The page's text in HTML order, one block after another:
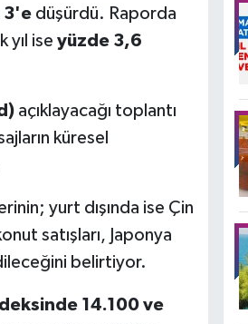
3'edüşürdü. Raporda
yıl ise yüzde 3,6
açıklayacağı toplantı
küresel
yurt dışında ise Çin
satışları, Japonya
belirtiyor.
14.100 ve